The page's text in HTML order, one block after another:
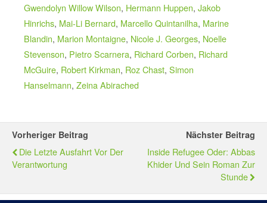
Gwendolyn Willow Wilson, Hermann Huppen, Jakob
Hinrichs, Mai-Li Bernard, Marcello Quintanilha, Marine
Blandin, Marion Montaigne, Nicole J. Georges, Noelle
Stevenson, Pietro Scarnera, Richard Corben, Richard
McGuire, Robert Kirkman, Roz Chast, Simon
Hanselmann, Zeina Abirached
Vorheriger Beitrag
Die Letzte Ausfahrt Vor Der
Verantwortung
Nächster Beitrag
Inside Refugee Oder: Abbas
Khider Und Sein Roman Zur
Stunde